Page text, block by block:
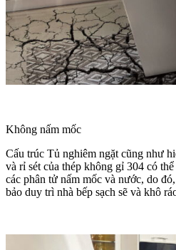
Không nấm mốc
Cấu trúc Tủ nghiêm ngặt cũng như
và rỉ sét của thép không gỉ 304 có
các phân tử nấm mốc và nước, do
bảo duy trì nhà bếp sạch sẽ và khô